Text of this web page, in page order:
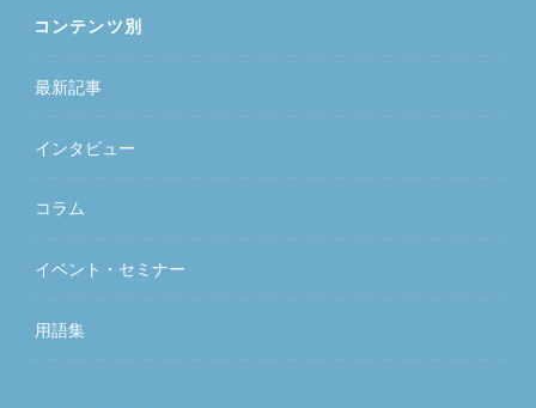
コンテンツ別
最新記事
インタビュー
コラム
イベント・セミナー
用語集